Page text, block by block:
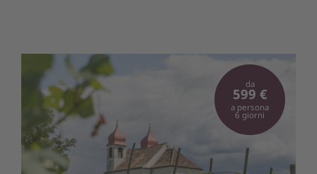
da
599 €
a persona
6 giorni